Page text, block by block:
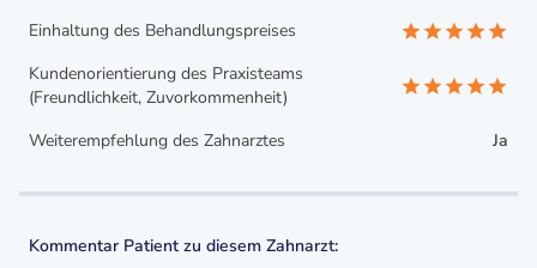
Einhaltung des Behandlungspreises
Kundenorientierung des Praxisteams
(Freundlichkeit, Zuvorkommenheit)
Weiterempfehlung des Zahnarztes
Ja
Kommentar Patient zu diesem Zahnarzt: